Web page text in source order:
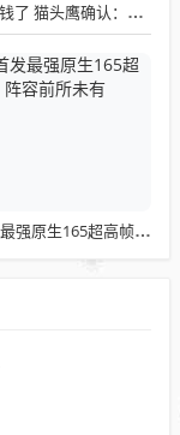
至少能省点钱了 猫头鹰确认：现有LGA 1851散热器全面支持LGA 1954！
一加15首发最强原生165超高帧游戏：阵容前所未有